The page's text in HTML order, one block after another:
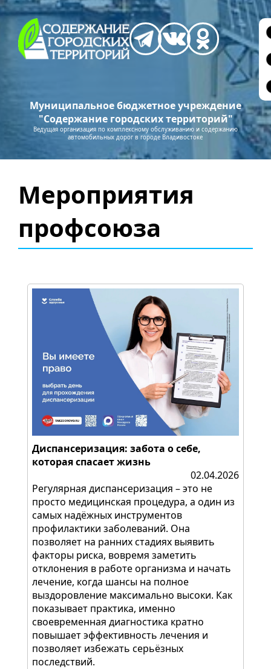
Муниципальное бюджетное учреждение
"Содержание городских территорий"
Ведущая организация по комплексному обслуживанию и содержанию
автомобильных дорог в городе Владивостоке
Мероприятия
профсоюза
Диспансеризация: забота о себе,
которая спасает жизнь
02.04.2026
Регулярная диспансеризация – это не
просто медицинская процедура, а один из
самых надёжных инструментов
профилактики заболеваний. Она
позволяет на ранних стадиях выявить
факторы риска, вовремя заметить
отклонения в работе организма и начать
лечение, когда шансы на полное
выздоровление максимально высоки. Как
показывает практика, именно
своевременная диагностика кратно
повышает эффективность лечения и
позволяет избежать серьёзных
последствий.